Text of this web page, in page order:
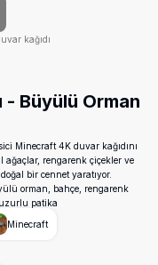
kağıdı
- Büyülü Orman
Minecraft 4K duvar kağıdını
rengarenk çiçekler ve
bir cennet yaratıyor.
orman, bahçe, rengarenk
patika
Minecraft